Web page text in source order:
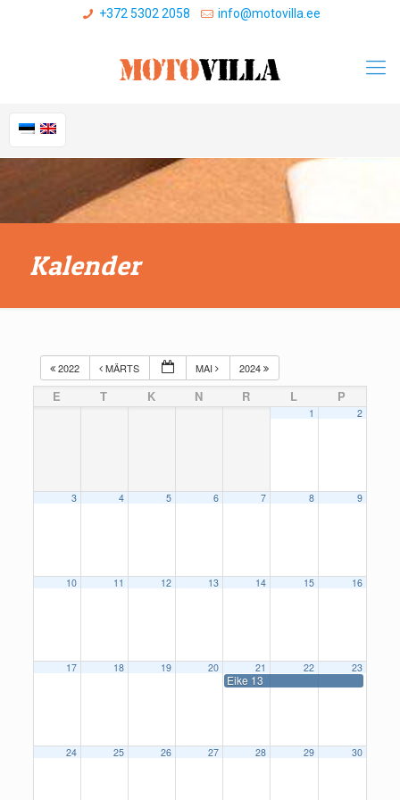
+372 5302 2058 info@motovilla.ee
Kalender
2022 MÄRTS MAI 2024
E T K N R L P
1 2
3 4 5 6 7 8 9
10 11 12 13 14 15 16
17 18 19 20 21
Eike 13
22 23
24 25 26 27 28 29 30